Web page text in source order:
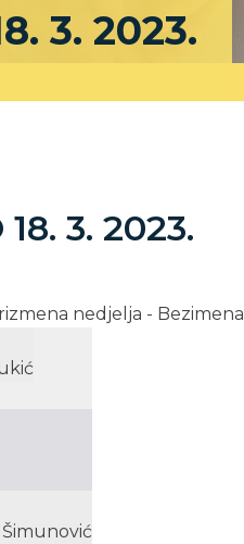
3. 2023.
3. 2023.
nedjelja - Bezimena
Šimunović